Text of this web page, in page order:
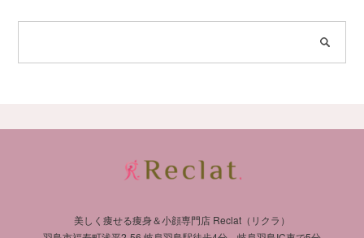
美しく痩せる痩身＆小顔専門店 Reclat（リクラ）